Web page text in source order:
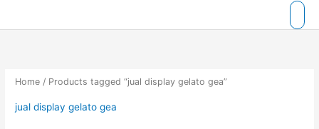
Home / Products tagged “jual display gelato gea”
jual display gelato gea